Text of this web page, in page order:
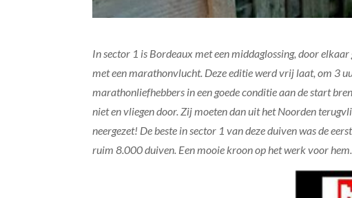
In sector 1 is Bordeaux met een middaglossing, door
met een marathonvlucht. Deze editie werd vrij laat, om 3
marathonliefhebbers in een goede conditie aan de start
niet en vliegen door. Zij moeten dan uit het Noorden
neergezet! De beste in sector 1 van deze duiven was de
ruim 8.000 duiven. Een mooie kroon op het werk voor hem.